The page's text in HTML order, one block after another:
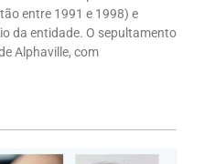
entre 1991 e 1998) e
da entidade. O sepultamento
Alphaville, com